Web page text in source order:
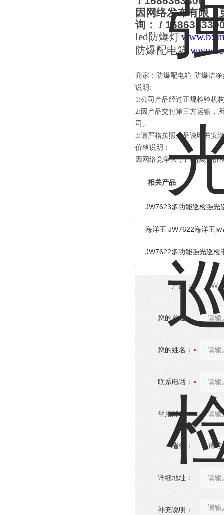
因网络发布有限
询： /
led防爆灯
防爆配电箱
商家： 防爆配电箱 防爆洁
说明:
1:公司产品经过正规检验机
2:因产品交付第三方运输，
司。
3:请严格按照产品说明书安
价格说明：
因网络竞争大，产品实际价
相关产品
JW7623多功能巡检强光
海洋王 JW7622海洋王
JW7622多功能强光巡检
产品：
您的单位：
您的姓名：
联系电话：
常用邮箱：
省份：
详细地址：
补充说明：